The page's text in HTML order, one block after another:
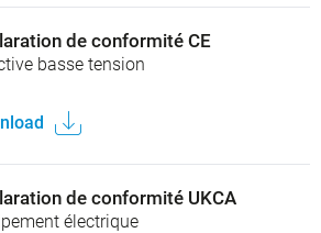
de conformité CE
basse tension
de conformité UKCA
électrique